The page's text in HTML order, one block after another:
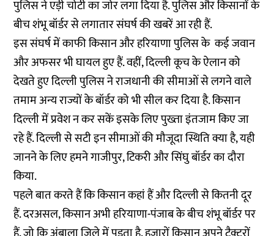
पुलिस ने एड़ी चोटी का जोर लगा दिया है. पुलिस और किसानों के
बीच शंभू बॉर्डर से लगातार संघर्ष की खबरें आ रही हैं.
इस संघर्ष में काफी किसान और हरियाणा पुलिस के कई जवान
और अफसर भी घायल हुए हैं. वहीं, दिल्ली कूच के ऐलान को
देखते हुए दिल्ली पुलिस ने राजधानी की सीमाओं से लगने वाले
तमाम अन्य राज्यों के बॉर्डर को भी सील कर दिया है. किसान
दिल्ली में प्रवेश न कर सकें इसके लिए पुख्ता इंतजाम किए जा
रहे हैं. दिल्ली से सटी इन सीमाओं की मौजूदा स्थिति क्या है, यही
जानने के लिए हमने गाजीपुर, टिकरी और सिंघु बॉर्डर का दौरा
किया.
पहले बात करते हैं कि किसान कहां हैं और दिल्ली से कितनी दूर
हैं. दरअसल, किसान अभी हरियाणा-पंजाब के बीच शंभू बॉर्डर पर